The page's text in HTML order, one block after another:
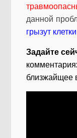
данной
грызут
Задайте
близжайщее